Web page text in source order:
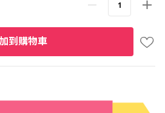
到購物車